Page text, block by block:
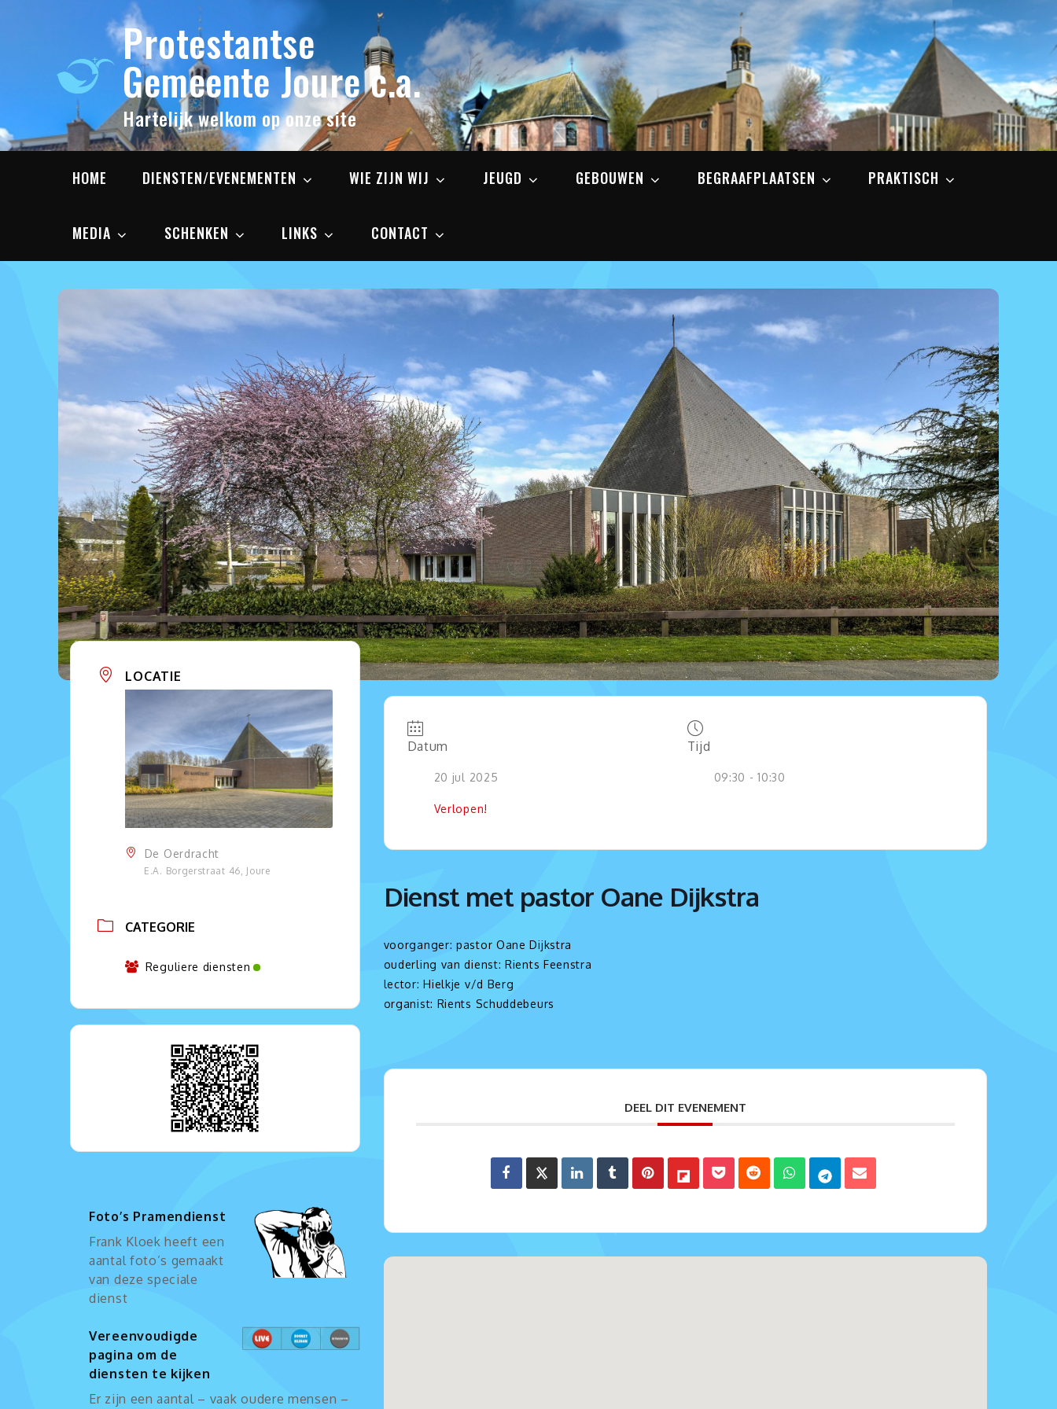
Protestantse
Gemeente Joure c.a.
Hartelijk welkom op onze site
HOME DIENSTEN/EVENEMENTEN WIE ZIJN WIJ JEUGD GEBOUWEN BEGRAAFPLAATSEN PRAKTISCH
MEDIA SCHENKEN LINKS CONTACT
LOCATIE
De Oerdracht
E.A. Borgerstraat 46, Joure
CATEGORIE
Reguliere diensten
Foto’s Pramendienst
Frank Kloek heeft een
aantal foto’s gemaakt
van deze speciale
dienst
Vereenvoudigde
pagina om de
diensten te kijken
Er zijn een aantal – vaak oudere mensen –
Datum
20 jul 2025
Verlopen!
Tijd
09:30 - 10:30
Dienst met pastor Oane Dijkstra
voorganger: pastor Oane Dijkstra
ouderling van dienst: Rients Feenstra
lector: Hielkje v/d Berg
organist: Rients Schuddebeurs
DEEL DIT EVENEMENT